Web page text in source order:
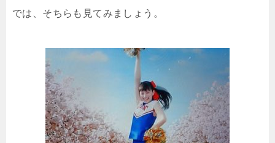
では、そちらも見てみましょう。